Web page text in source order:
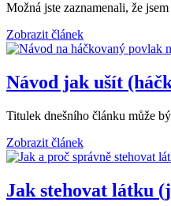
Možná jste zaznamenali, že
Zobrazit článek
Návod jak ušít
Titulek dnešního článku může
Zobrazit článek
Jak stehovat látku